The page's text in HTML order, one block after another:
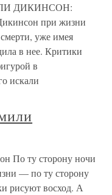
ДИКИНСОН:
при жизни
уже имея
в нее. Критики
в
искали
По ту сторону ночи
— по ту сторону
рисуют восход. А